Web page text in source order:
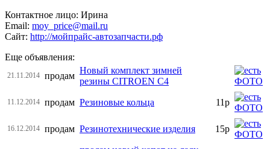
Контактное лицо: Ирина
Email: moy_price@mail.ru
Сайт: http://мойпрайс-автозапчасти.рф
Еще объявления:
21.11.2014 продам
Новый комплект зимней
резины CITROEN C4
11.12.2014 продам Резиновые кольца 11р
16.12.2014 продам Резинотехнические изделия 15р